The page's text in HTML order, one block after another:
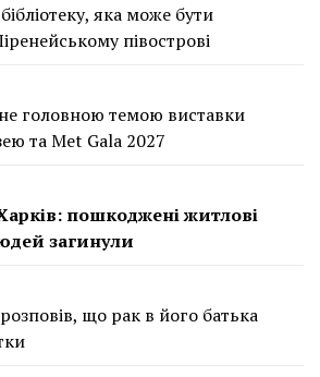
яка може бути
півострові
головною темою виставки
та Met Gala 2027
пошкоджені житлові
загинули
що рак в його батька